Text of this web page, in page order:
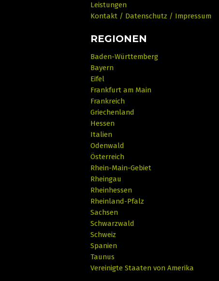
Leistungen
Kontakt / Datenschutz / Impressum
REGIONEN
Baden-Württemberg
Bayern
Eifel
Frankfurt am Main
Frankreich
Griechenland
Hessen
Italien
Odenwald
Österreich
Rhein-Main-Gebiet
Rheingau
Rheinhessen
Rheinland-Pfalz
Sachsen
Schwarzwald
Schweiz
Spanien
Taunus
Vereinigte Staaten von Amerika